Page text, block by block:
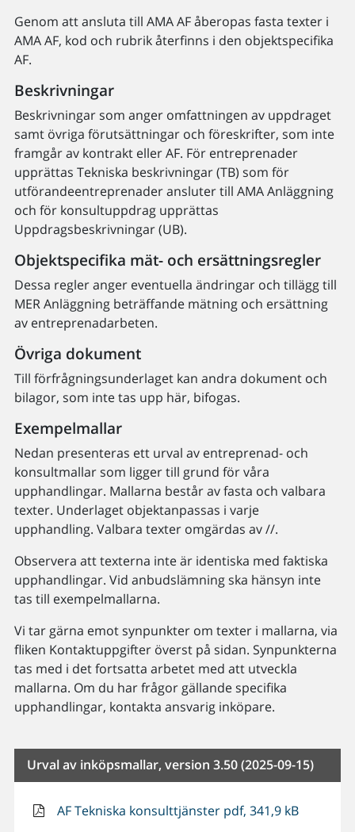
Genom att ansluta till AMA AF åberopas fasta texter i
AMA AF, kod och rubrik återfinns i den objektspecifika
AF.
Beskrivningar
Beskrivningar som anger omfattningen av uppdraget
samt övriga förutsättningar och föreskrifter, som inte
framgår av kontrakt eller AF. För entreprenader
upprättas Tekniska beskrivningar (TB) som för
utförandeentreprenader ansluter till AMA Anläggning
och för konsultuppdrag upprättas
Uppdragsbeskrivningar (UB).
Objektspecifika mät- och ersättningsregler
Dessa regler anger eventuella ändringar och tillägg till
MER Anläggning beträffande mätning och ersättning
av entreprenadarbeten.
Övriga dokument
Till förfrågningsunderlaget kan andra dokument och
bilagor, som inte tas upp här, bifogas.
Exempelmallar
Nedan presenteras ett urval av entreprenad- och
konsultmallar som ligger till grund för våra
upphandlingar. Mallarna består av fasta och valbara
texter. Underlaget objektanpassas i varje
upphandling. Valbara texter omgärdas av //.
Observera att texterna inte är identiska med faktiska
upphandlingar. Vid anbudslämning ska hänsyn inte
tas till exempelmallarna.
Vi tar gärna emot synpunkter om texter i mallarna, via
fliken Kontaktuppgifter överst på sidan. Synpunkterna
tas med i det fortsatta arbetet med att utveckla
mallarna. Om du har frågor gällande specifika
upphandlingar, kontakta ansvarig inköpare.
Urval av inköpsmallar, version 3.50 (2025-09-15)
AF Tekniska konsulttjänster pdf, 341,9 kB